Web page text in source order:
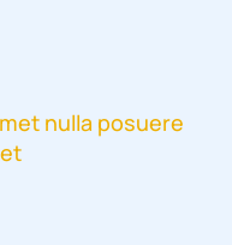
nulla posuere